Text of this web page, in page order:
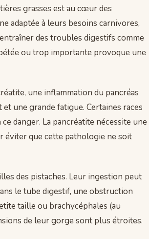
grasses est au cœur des
adaptée à leurs besoins carnivores,
des troubles digestifs comme
ou trop importante provoque une
une inflammation du pancréas
une grande fatigue. Certaines races
danger. La pancréatite nécessite une
éviter que cette pathologie ne soit
des pistaches. Leur ingestion peut
le tube digestif, une obstruction
taille ou brachycéphales (au
de leur gorge sont plus étroites.